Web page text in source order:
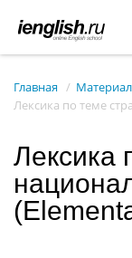
Главная
Лексика по теме
Лексика